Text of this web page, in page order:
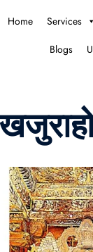
Home Services
Blogs